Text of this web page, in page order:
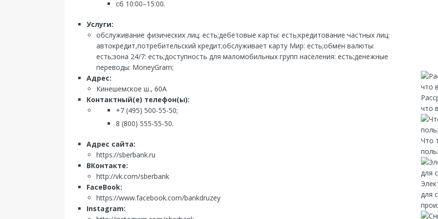
сб 10:00–15:00.
Услуги:
обслуживание физических лиц: есть;дебетовые карты: есть;кредитование частных лиц:
автокредит,потребительский кредит;обслуживает карту Мир: есть;обмен валюты:
есть;зона 24/7: есть;доступность для маломобильных групп населения: есть;денежные
переводы: MoneyGram;
Адрес:
Кинешемское ш., 60А
Контактный(е) телефон(ы):
+7 (495) 500-55-50;
8 (800) 555-55-50.
Адрес сайта:
https://sberbank.ru
ВКонтакте:
http://vk.com/sberbank
FaceBook:
https://www.facebook.com/bankdruzey
Instagram:
что
Что
для